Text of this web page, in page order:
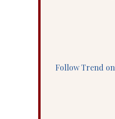
Follow Trend on